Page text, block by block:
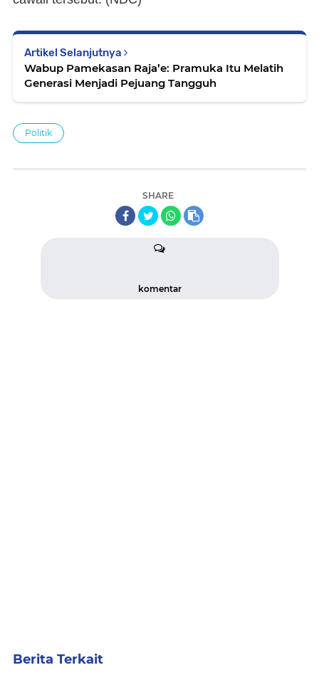
Artikel Selanjutnya
Wabup Pamekasan Raja’e: Pramuka Itu Melatih
Generasi Menjadi Pejuang Tangguh
Politik
SHARE
komentar
Berita Terkait